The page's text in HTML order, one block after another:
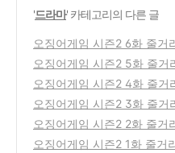
'드라마' 카테고리의 다른 글
오징어게임 시즌2 6화 줄거
기
(0)
오징어게임 시즌2 5화 줄거
기
(0)
오징어게임 시즌2 4화 줄거
기
(1)
오징어게임 시즌2 3화 줄거
기
(0)
오징어게임 시즌2 2화 줄거
기
(0)
오징어게임 시즌2 1화 줄거